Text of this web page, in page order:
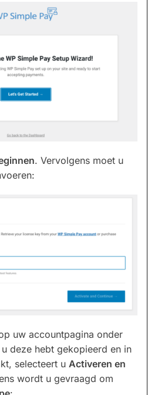
. Vervolgens moet u
uw accountpagina onder
deze hebt gekopieerd en in
selecteert u Activeren en
wordt u gevraagd om